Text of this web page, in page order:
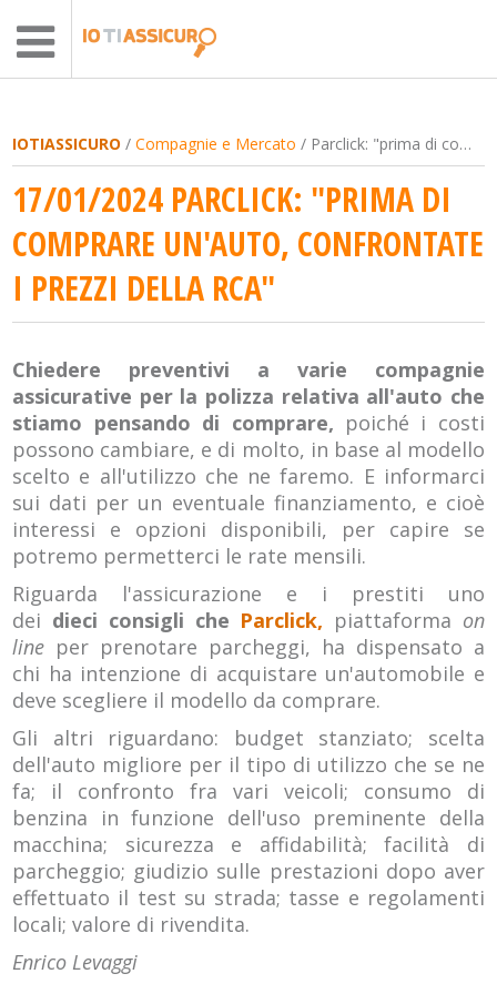
IOTIASSICURO /Compagnie e Mercato / Parclick: "prima di comprare un'auto, confrontate i prezzi della Rca"
17/01/2024 PARCLICK: "PRIMA DI
COMPRARE UN'AUTO, CONFRONTATE
I PREZZI DELLA RCA"
Chiedere preventivi a varie compagnie
assicurative per la polizza relativa all'auto che
stiamo pensando di comprare, poiché i costi
possono cambiare, e di molto, in base al modello
scelto e all'utilizzo che ne faremo. E informarci
sui dati per un eventuale finanziamento, e cioè
interessi e opzioni disponibili, per capire se
potremo permetterci le rate mensili.
Riguarda l'assicurazione e i prestiti uno
dei dieci consigli che Parclick, piattaforma on
line per prenotare parcheggi, ha dispensato a
chi ha intenzione di acquistare un'automobile e
deve scegliere il modello da comprare.
Gli altri riguardano: budget stanziato; scelta
dell'auto migliore per il tipo di utilizzo che se ne
fa; il confronto fra vari veicoli; consumo di
benzina in funzione dell'uso preminente della
macchina; sicurezza e affidabilità; facilità di
parcheggio; giudizio sulle prestazioni dopo aver
effettuato il test su strada; tasse e regolamenti
locali; valore di rivendita.
Enrico Levaggi